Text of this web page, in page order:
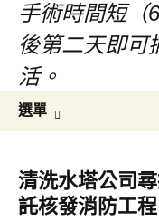
手術時間短（
後第二天即可
活。
選單
內
容
清洗水塔公司
託核發消防工程